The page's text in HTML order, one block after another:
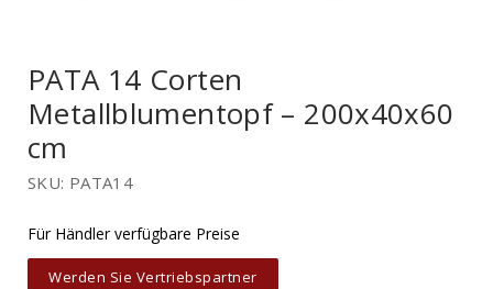
PATA 14 Corten
Metallblumentopf – 200x40x60
cm
SKU: PATA14
Für Händler verfügbare Preise
Werden Sie Vertriebspartner